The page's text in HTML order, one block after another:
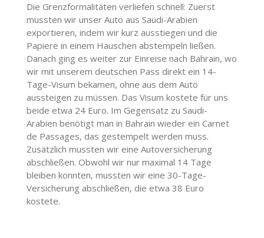
Die Grenzformalitäten verliefen schnell: Zuerst
mussten wir unser Auto aus Saudi-Arabien
exportieren, indem wir kurz ausstiegen und die
Papiere in einem Häuschen abstempeln ließen.
Danach ging es weiter zur Einreise nach Bahrain, wo
wir mit unserem deutschen Pass direkt ein 14-
Tage-Visum bekamen, ohne aus dem Auto
aussteigen zu müssen. Das Visum kostete für uns
beide etwa 24 Euro. Im Gegensatz zu Saudi-
Arabien benötigt man in Bahrain wieder ein Carnet
de Passages, das gestempelt werden muss.
Zusätzlich mussten wir eine Autoversicherung
abschließen. Obwohl wir nur maximal 14 Tage
bleiben konnten, mussten wir eine 30-Tage-
Versicherung abschließen, die etwa 38 Euro
kostete.